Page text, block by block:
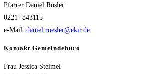
Pfarrer Daniel Rösler
0221- 843115
e-Mail: daniel.roesler@ekir.de
Kontakt Gemeindebüro
Frau Jessica Steimel